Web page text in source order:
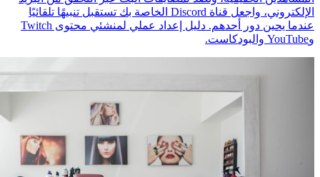
الإلكتروني، واجعل قناة Discord الخاصة بك تستقبل تنبيهًا تلقائيًا
عندما يحين دور أحدهم. دليل إعداد عملي لمنشئي محتوى Twitch
وYouTube والبودكاست.